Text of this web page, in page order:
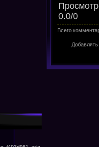
0.0/0
Всего